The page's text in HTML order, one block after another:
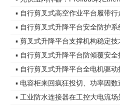
▪ 自行剪叉式高空作业平台履带行
▪ 自行剪叉式升降平台安全防护系
▪ 剪叉式升降平台支撑机构稳定技
▪ 自行剪叉式升降平台防倾覆安全
▪ 自行剪叉式升降平台全电机驱动
▪ 工业防水连接器在工控大电流